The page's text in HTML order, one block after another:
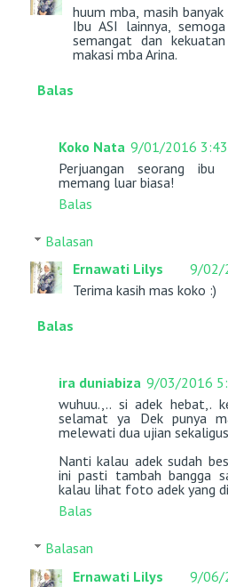
huum mba, masih
Ibu ASI lainnya,
semangat dan
makasi mba Arina.
Balas
Koko Nata 9/01/2016
Perjuangan seorang ibu
memang luar biasa!
Balas
Balasan
Ernawati Lilys
9/02/
Terima kasih mas koko :)
Balas
ira duniabiza 9/03/2016
wuhuu.,.. si adek hebat,.
selamat ya Dek punya
melewati dua ujian
Nanti kalau adek sudah
ini pasti tambah bangga
kalau lihat foto adek yang
Balas
Balasan
Ernawati Lilys
9/06/